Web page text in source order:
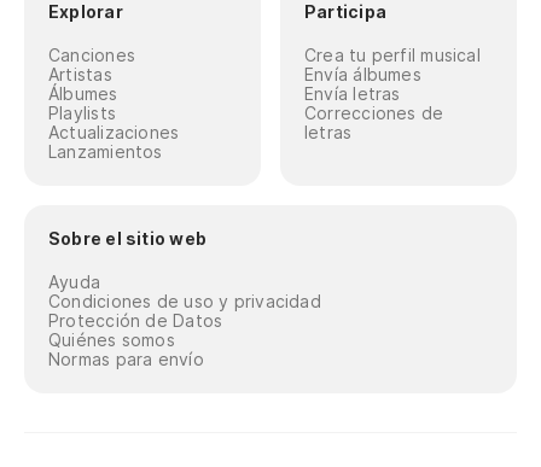
Explorar
Canciones
Artistas
Álbumes
Playlists
Actualizaciones
Lanzamientos
Participa
Crea tu perfil musical
Envía álbumes
Envía letras
Correcciones de
letras
Sobre el sitio web
Ayuda
Condiciones de uso y privacidad
Protección de Datos
Quiénes somos
Normas para envío